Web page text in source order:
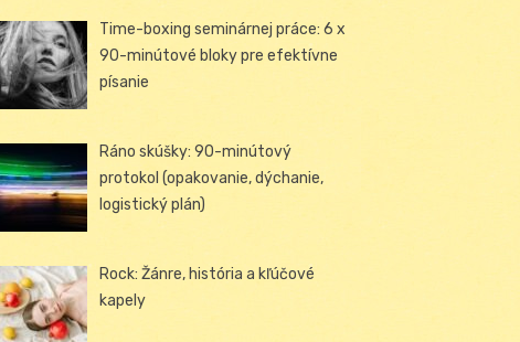
Time-boxing seminárnej práce: 6 x
90-minútové bloky pre efektívne
písanie
Ráno skúšky: 90-minútový
protokol (opakovanie, dýchanie,
logistický plán)
Rock: Žánre, história a kľúčové
kapely